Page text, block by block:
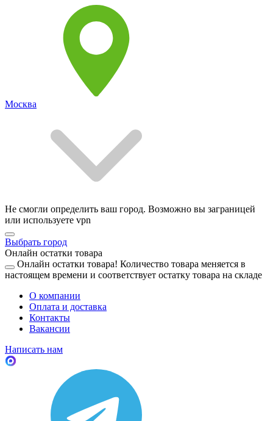
Москва
Не смогли определить ваш город. Возможно вы заграницей
или используете vpn
Выбрать город
Онлайн остатки товара
Онлайн остатки товара! Количество товара меняется в
настоящем времени и соответствует остатку товара на складе
О компании
Оплата и доставка
Контакты
Вакансии
Написать нам